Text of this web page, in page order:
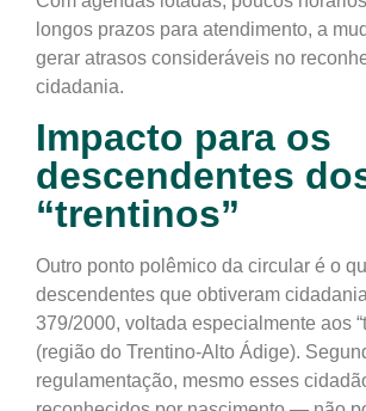
longos prazos para atendimento, a
gerar atrasos consideráveis no
cidadania.
Impacto para os
descendentes
“trentinos”
Outro ponto polêmico da circular é o
descendentes que obtiveram
379/2000, voltada especialmente aos
(região do Trentino-Alto Ádige).
regulamentação, mesmo esses